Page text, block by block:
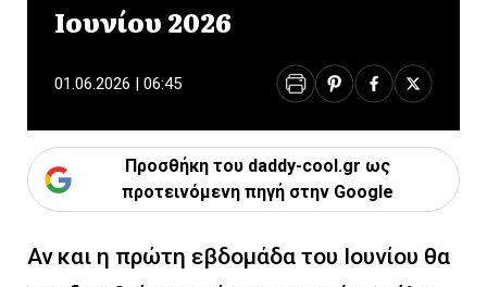
Ιουνίου 2026
01.06.2026 | 06:45
Προσθήκη του daddy-cool.gr ως
προτεινόμενη πηγή στην Google
Αν και η πρώτη εβδομάδα του Ιουνίου θα